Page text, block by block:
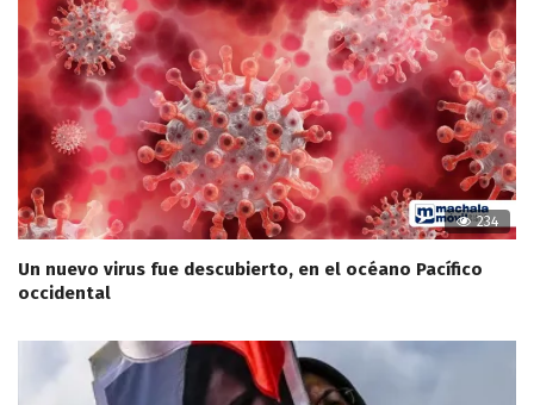
234
Un nuevo virus fue descubierto, en el océano Pacífico
occidental